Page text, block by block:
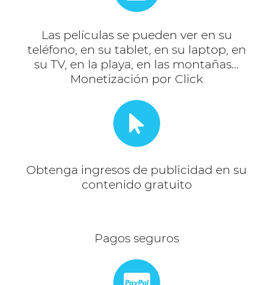
Las películas se pueden ver en su
teléfono, en su tablet, en su laptop, en
su TV, en la playa, en las montañas…
Monetización por Click
Obtenga ingresos de publicidad en su
contenido gratuito
Pagos seguros